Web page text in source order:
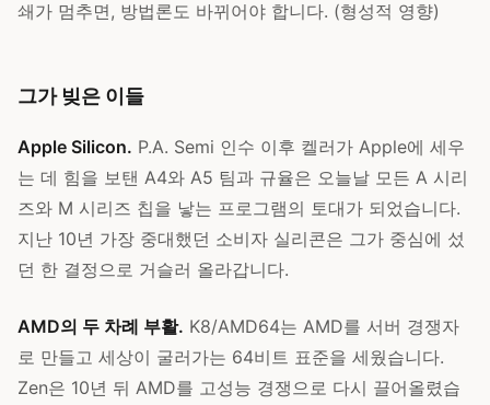
쇄가 멈추면, 방법론도 바뀌어야 합니다. (형성적 영향)
그가 빚은 이들
Apple Silicon. P.A. Semi 인수 이후 켈러가 Apple에 세우
는 데 힘을 보탠 A4와 A5 팀과 규율은 오늘날 모든 A 시리
즈와 M 시리즈 칩을 낳는 프로그램의 토대가 되었습니다.
지난 10년 가장 중대했던 소비자 실리콘은 그가 중심에 섰
던 한 결정으로 거슬러 올라갑니다.
AMD의 두 차례 부활. K8/AMD64는 AMD를 서버 경쟁자
로 만들고 세상이 굴러가는 64비트 표준을 세웠습니다.
Zen은 10년 뒤 AMD를 고성능 경쟁으로 다시 끌어올렸습